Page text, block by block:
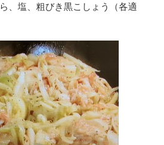
、塩、粗びき黒こしょう（各適